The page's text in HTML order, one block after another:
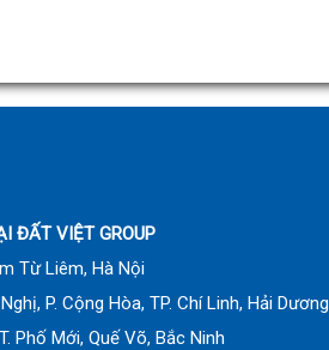
ĐẤT VIỆT GROUP
Từ Liêm, Hà Nội
P. Cộng Hòa, TP. Chí Linh, Hải Dương
Phố Mới, Quế Võ, Bắc Ninh